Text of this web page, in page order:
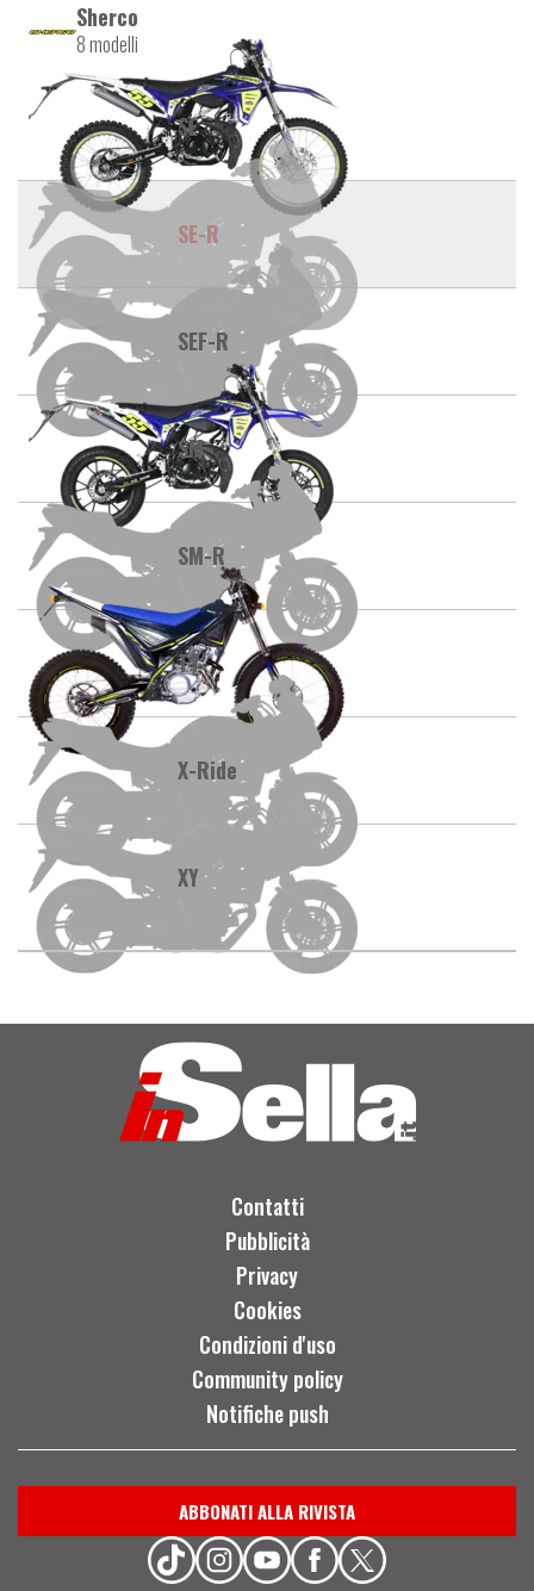
Sherco
8 modelli
SE
SE-R
SEF-R
SM
SM-R
TY
X-Ride
XY
Contatti
Pubblicità
Privacy
Cookies
Condizioni d'uso
Community policy
Notifiche push
ABBONATI ALLA RIVISTA